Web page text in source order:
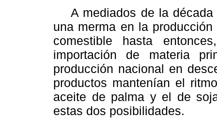
A mediados de la década
una merma en la
comestible hasta
importación de materia
producción nacional en
productos mantenían el
aceite de palma y el de
estas dos posibilidades.